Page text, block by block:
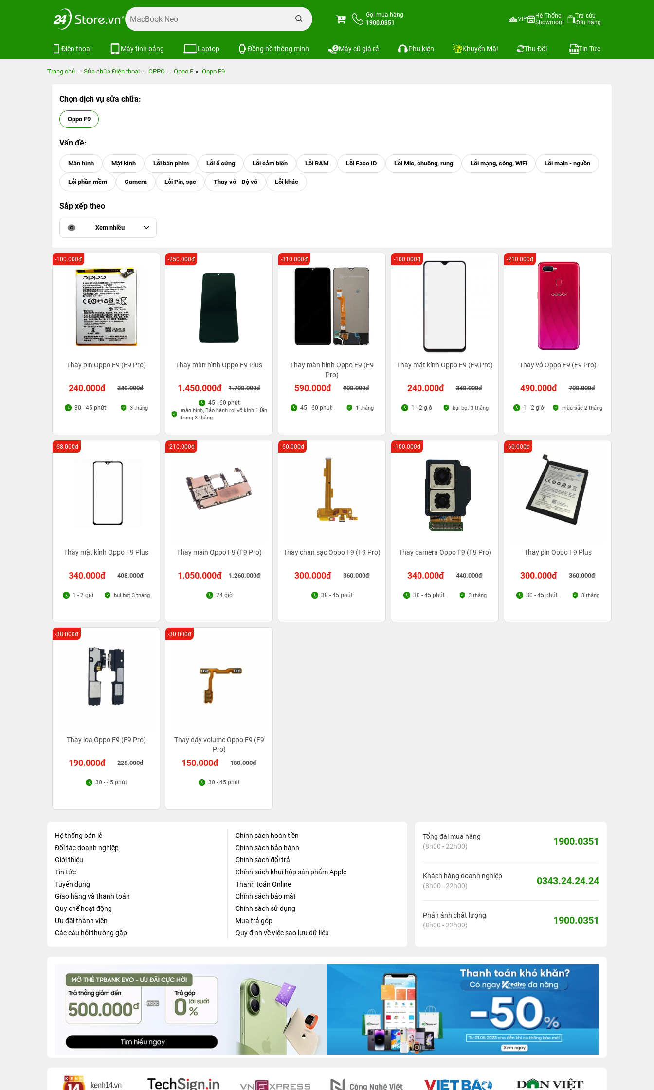
Gọi mua hàng
1900.0351
VIP
Hệ Thống
Showroom
Tra cứu
đơn hàng
Điện thoại Máy tính bảng Laptop Đồng hồ thông minh Máy cũ giá rẻ Phụ kiện Khuyến Mãi Thu Đổi Tin Tức
Trang chủ Sửa chữa Điện thoại OPPO Oppo F Oppo F9
Chọn dịch vụ sửa chữa:
Oppo F9
Vấn đề:
Sắp xếp theo
Xem nhiều
Thay pin Oppo F9 (F9 Pro)
240.000đ 340.000đ
-100.000đ
30 - 45 phút 3 tháng
Thay màn hình Oppo F9 Plus
1.450.000đ 1.700.000đ
-250.000đ
45 - 60 phút
màn hình, Bảo hành rơi vỡ kính 1 lần
trong 3 tháng
Thay màn hình Oppo F9 (F9
Pro)
590.000đ 900.000đ
-310.000đ
45 - 60 phút 1 tháng
Thay mặt kính Oppo F9 (F9 Pro)
240.000đ 340.000đ
-100.000đ
1 - 2 giờ bụi bọt 3 tháng
Thay vỏ Oppo F9 (F9 Pro)
490.000đ 700.000đ
-210.000đ
1 - 2 giờ màu sắc 2 tháng
Thay mặt kính Oppo F9 Plus
340.000đ 408.000đ
-68.000đ
1 - 2 giờ bụi bọt 3 tháng
Thay main Oppo F9 (F9 Pro)
1.050.000đ 1.260.000đ
-210.000đ
24 giờ
Thay chân sạc Oppo F9 (F9 Pro)
300.000đ 360.000đ
-60.000đ
30 - 45 phút
Thay camera Oppo F9 (F9 Pro)
340.000đ 440.000đ
-100.000đ
30 - 45 phút 3 tháng
Thay pin Oppo F9 Plus
300.000đ 360.000đ
-60.000đ
30 - 45 phút 3 tháng
Thay loa Oppo F9 (F9 Pro)
190.000đ 228.000đ
-38.000đ
30 - 45 phút
Thay dây volume Oppo F9 (F9
Pro)
150.000đ 180.000đ
-30.000đ
30 - 45 phút
Hệ thống bán lẻ
Đối tác doanh nghiệp
Giới thiệu
Tin tức
Tuyển dụng
Giao hàng và thanh toán
Quy chế hoạt động
Ưu đãi thành viên
Các câu hỏi thường gặp
Chính sách hoàn tiền
Chính sách bảo hành
Chính sách đổi trả
Chính sách khui hộp sản phẩm Apple
Thanh toán Online
Chính sách bảo mật
Chính sách sử dụng
Mua trả góp
Quy định về việc sao lưu dữ liệu
Tổng đài mua hàng
(8h00 - 22h00)
1900.0351
Khách hàng doanh nghiệp
(8h00 - 22h00)
0343.24.24.24
Phản ánh chất lượng
(8h00 - 22h00)
1900.0351